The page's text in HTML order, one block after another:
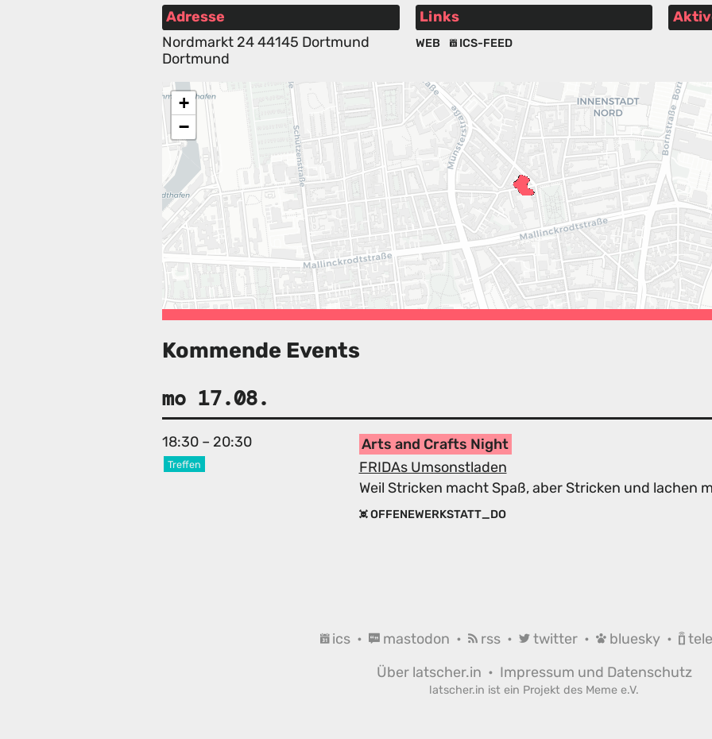
Adresse
Nordmarkt 24 44145 Dortmund
Dortmund
Links
WEB ICS-FEED
+
−
Kommende Events
mo 17.08.
Arts and Crafts Night
FRIDAs Umsonstladen
18:30 – 20:30
Treffen
Weil Stricken macht Spaß, aber Stricken und lachen
OFFENEWERKSTATT_DO
ics • mastodon • rss • twitter • bluesky •
Über latscher.in • Impressum und Datenschutz
latscher.in ist ein Projekt des Meme e.V.